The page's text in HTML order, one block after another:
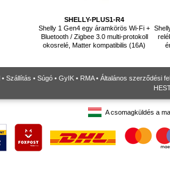
SHELLY-PLUS1-R4
Shelly 1 Gen4 egy áramkörös Wi-Fi +
Bluetooth / Zigbee 3.0 multi-protokoll
okosrelé, Matter kompatibilis (16A)
• Szállítás • Súgó • GyIK • RMA• Általános szerződési
A csomagküldés a